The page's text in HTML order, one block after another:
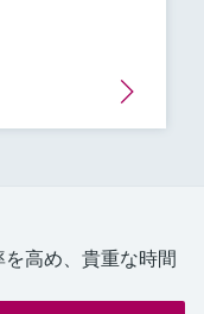
を高め、貴重な時間